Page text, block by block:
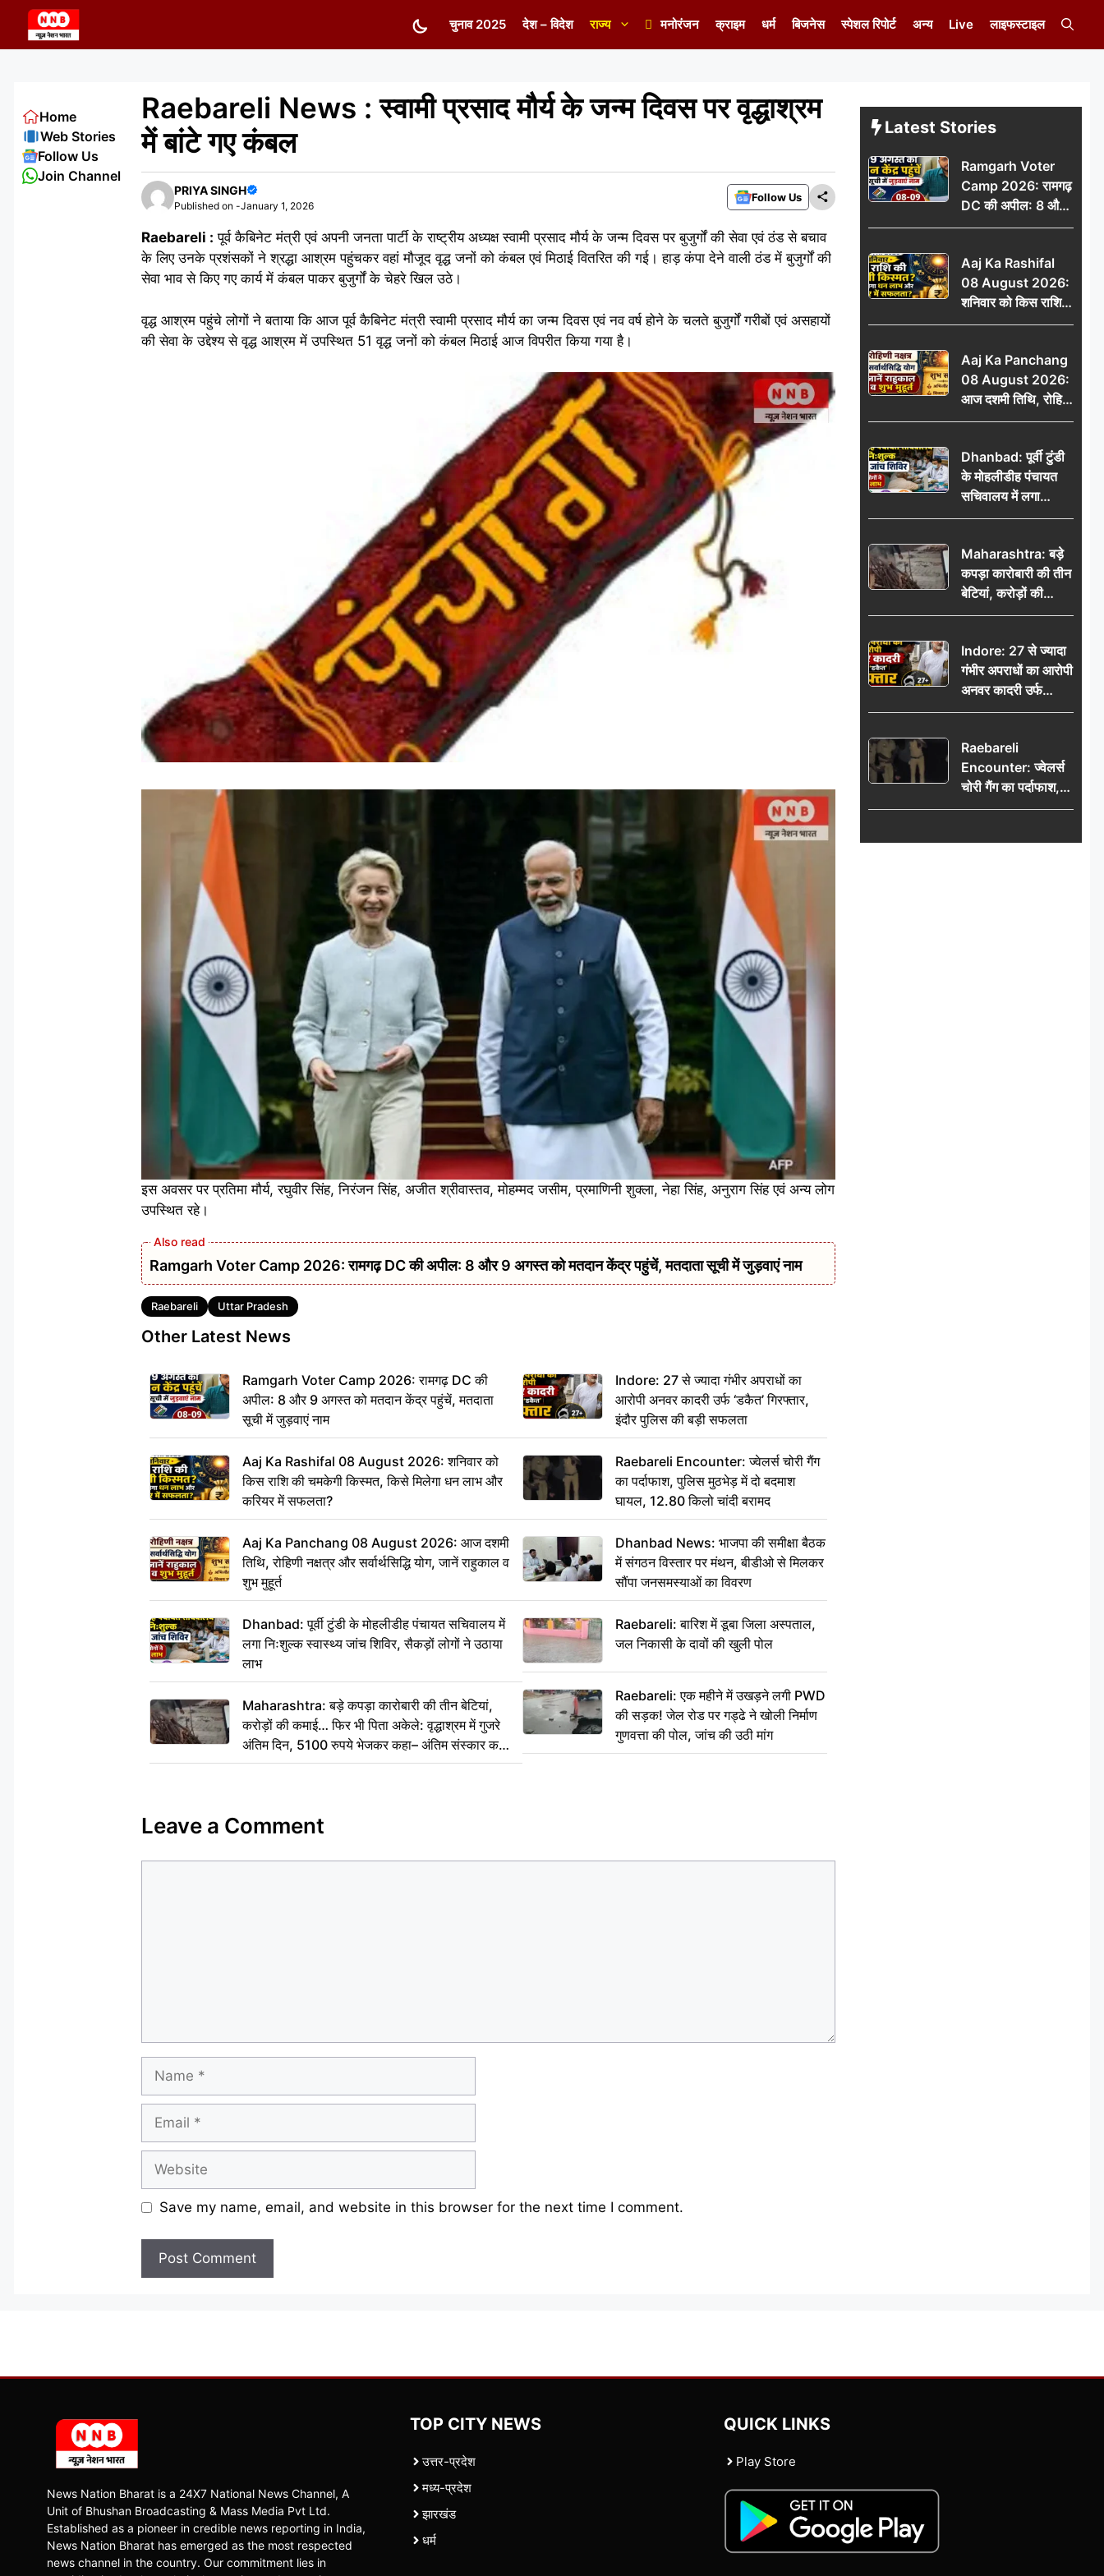
content
चुनाव 2025 देश – विदेश राज्य मनोरंजन क्राइम धर्म बिजनेस स्पेशल रिपोर्ट अन्य Live लाइफस्टाइल
Raebareli News : स्वामी प्रसाद मौर्य के जन्म दिवस पर वृद्धाश्रम
में बांटे गए कंबल
PRIYA SINGH
Published on -January 1, 2026
Follow Us
Raebareli : पूर्व कैबिनेट मंत्री एवं अपनी जनता पार्टी के राष्ट्रीय अध्यक्ष स्वामी प्रसाद मौर्य के जन्म दिवस पर बुजुर्गों की सेवा एवं ठंड से बचाव
के लिए उनके प्रशंसकों ने श्रद्धा आश्रम पहुंचकर वहां मौजूद वृद्ध जनों को कंबल एवं मिठाई वितरित की गई। हाड़ कंपा देने वाली ठंड में बुजुर्गों की
सेवा भाव से किए गए कार्य में कंबल पाकर बुजुर्गों के चेहरे खिल उठे।
वृद्ध आश्रम पहुंचे लोगों ने बताया कि आज पूर्व कैबिनेट मंत्री स्वामी प्रसाद मौर्य का जन्म दिवस एवं नव वर्ष होने के चलते बुजुर्गों गरीबों एवं असहायों
की सेवा के उद्देश्य से वृद्ध आश्रम में उपस्थित 51 वृद्ध जनों को कंबल मिठाई आज विपरीत किया गया है।
इस अवसर पर प्रतिमा मौर्य, रघुवीर सिंह, निरंजन सिंह, अजीत श्रीवास्तव, मोहम्मद जसीम, प्रमाणिनी शुक्ला, नेहा सिंह, अनुराग सिंह एवं अन्य लोग
उपस्थित रहे।
Ramgarh Voter Camp 2026: रामगढ़ DC की अपील: 8 और 9 अगस्त को मतदान केंद्र पहुंचें, मतदाता सूची में जुड़वाएं नाम
Tags
Raebareli Uttar Pradesh
Other Latest News
Ramgarh Voter Camp 2026: रामगढ़ DC की
अपील: 8 और 9 अगस्त को मतदान केंद्र पहुंचें, मतदाता
सूची में जुड़वाएं नाम
Aaj Ka Rashifal 08 August 2026: शनिवार को
किस राशि की चमकेगी किस्मत, किसे मिलेगा धन लाभ और
करियर में सफलता?
Aaj Ka Panchang 08 August 2026: आज दशमी
तिथि, रोहिणी नक्षत्र और सर्वार्थसिद्धि योग, जानें राहुकाल व
शुभ मुहूर्त
Dhanbad: पूर्वी टुंडी के मोहलीडीह पंचायत सचिवालय में
लगा निःशुल्क स्वास्थ्य जांच शिविर, सैकड़ों लोगों ने उठाया
लाभ
Maharashtra: बड़े कपड़ा कारोबारी की तीन बेटियां,
करोड़ों की कमाई… फिर भी पिता अकेले: वृद्धाश्रम में गुजरे
अंतिम दिन, 5100 रुपये भेजकर कहा– अंतिम संस्कार कर
दीजिए हम नहीं आ पाएंगे
Indore: 27 से ज्यादा गंभीर अपराधों का
आरोपी अनवर कादरी उर्फ ‘डकैत’ गिरफ्तार,
इंदौर पुलिस की बड़ी सफलता
Raebareli Encounter: ज्वेलर्स चोरी गैंग
का पर्दाफाश, पुलिस मुठभेड़ में दो बदमाश
घायल, 12.80 किलो चांदी बरामद
Dhanbad News: भाजपा की समीक्षा बैठक
में संगठन विस्तार पर मंथन, बीडीओ से मिलकर
सौंपा जनसमस्याओं का विवरण
Raebareli: बारिश में डूबा जिला अस्पताल,
जल निकासी के दावों की खुली पोल
Raebareli: एक महीने में उखड़ने लगी PWD
की सड़क! जेल रोड पर गड्ढे ने खोली निर्माण
गुणवत्ता की पोल, जांच की उठी मांग
Leave a Comment
Name
Email
Website
Save my name, email, and website in this browser for the next time I comment.
Home
Web Stories
Follow Us
Join Channel
Latest Stories
Ramgarh Voter
Camp 2026: रामगढ़
DC की अपील: 8 और
9 अगस्त को मतदान
में जुड़वाएं नाम
Aaj Ka Rashifal
08 August 2026:
शनिवार को किस राशि
की चमकेगी किस्मत,
और करियर में सफलता?
Aaj Ka Panchang
08 August 2026:
आज दशमी तिथि, रोहिणी
नक्षत्र और सर्वार्थसिद्धि
शुभ मुहूर्त
Dhanbad: पूर्वी टुंडी
के मोहलीडीह पंचायत
सचिवालय में लगा
निःशुल्क स्वास्थ्य जांच
उठाया लाभ
Maharashtra: बड़े
कपड़ा कारोबारी की तीन
बेटियां, करोड़ों की
कमाई… फिर भी पिता
अंतिम दिन, 5100 रुपये
भेजकर कहा– अंतिम
संस्कार कर दीजिए हम
नहीं आ पाएंगे
Indore: 27 से ज्यादा
गंभीर अपराधों का आरोपी
अनवर कादरी उर्फ
‘डकैत’ गिरफ्तार, इंदौर
Raebareli
Encounter: ज्वेलर्स
चोरी गैंग का पर्दाफाश,
पुलिस मुठभेड़ में दो
किलो चांदी बरामद
News Nation Bharat is a 24X7 National News Channel, A
Unit of Bhushan Broadcasting & Mass Media Pvt Ltd.
Established as a pioneer in credible news reporting in India,
News Nation Bharat has emerged as the most respected
news channel in the country. Our commitment lies in
TOP CITY NEWS
उत्तर-प्रदेश
मध्य-प्रदेश
झारखंड
धर्म
QUICK LINKS
Play Store